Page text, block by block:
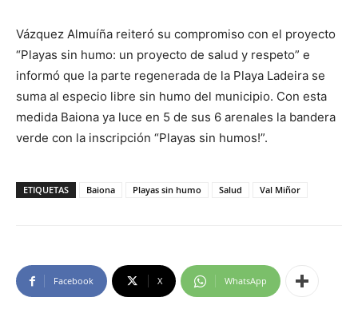
Vázquez Almuíña reiteró su compromiso con el proyecto
“Playas sin humo: un proyecto de salud y respeto” e
informó que la parte regenerada de la Playa Ladeira se
suma al especio libre sin humo del municipio. Con esta
medida Baiona ya luce en 5 de sus 6 arenales la bandera
verde con la inscripción “Playas sin humos!”.
ETIQUETAS Baiona Playas sin humo Salud Val Miñor
Facebook X WhatsApp